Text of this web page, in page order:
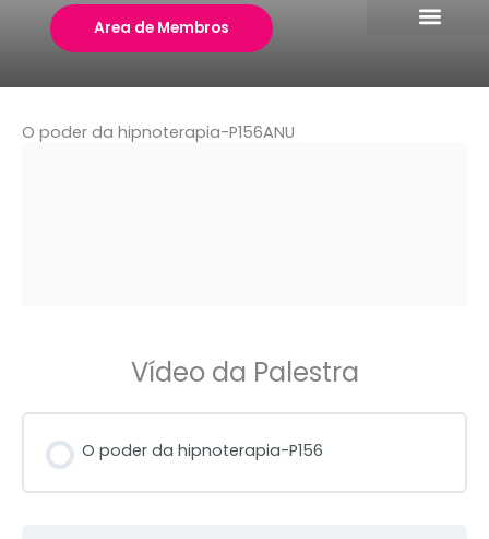
Area de Membros
O poder da hipnoterapia-P156ANU
Vídeo da Palestra
O poder da hipnoterapia-P156